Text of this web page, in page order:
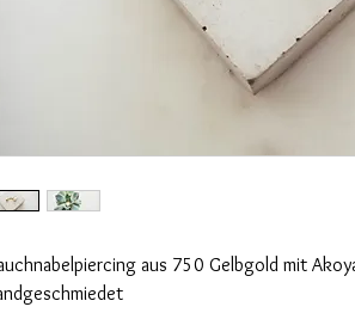
aus 750 Gelbgold mit